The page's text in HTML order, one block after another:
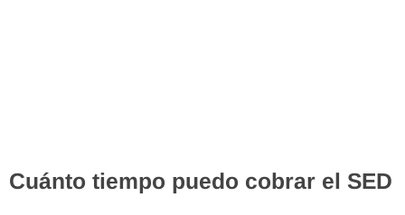
Cuánto tiempo puedo cobrar el SED